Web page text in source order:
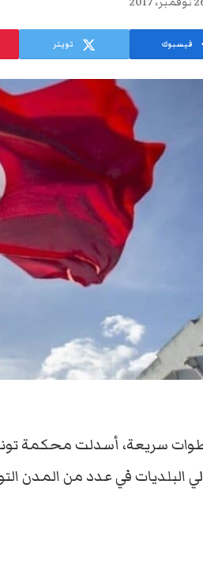
فيسبوك تويتر
سريعة، أسدلت محكمة
البلديات في عدد من المدن